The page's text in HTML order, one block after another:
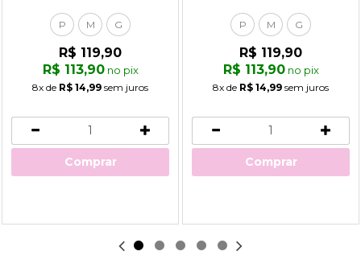
P M G
R$ 119,90
R$ 113,90 no pix
8x de R$ 14,99 sem juros
Comprar
P M G
R$ 119,90
R$ 113,90 no pix
8x de R$ 14,99 sem juros
Comprar